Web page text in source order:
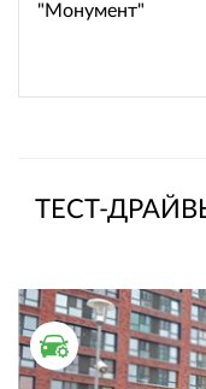
"Монумент"
ТЕСТ-
ТЕСТ ДРАЙВ